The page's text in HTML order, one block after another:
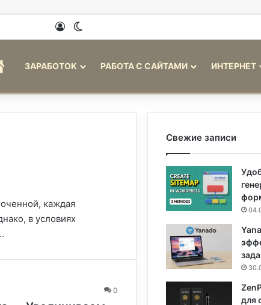
Войти
ГЛАВНАЯЗАРАБОТОК РАБОТА С САЙТАМИ ИНТЕРНЕТ
каждая
в условиях
0
Свежие записи
для